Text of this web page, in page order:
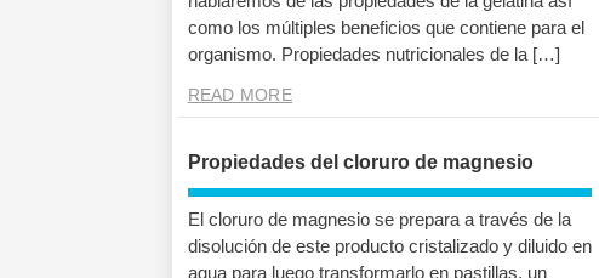
como los múltiples beneficios que contiene para el
organismo. Propiedades nutricionales de la […]
READ MORE
Propiedades del cloruro de magnesio
El cloruro de magnesio se prepara a través de la
disolución de este producto cristalizado y diluido en
agua para luego transformarlo en pastillas, un